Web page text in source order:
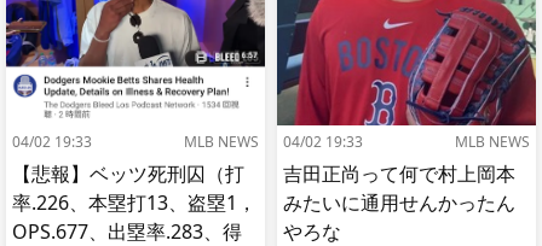
04/02 19:33 MLB NEWS
【悲報】ベッツ死刑囚（打
率.226、本塁打13、盗塁1，
OPS.677、出塁率.283、得
04/02 19:33 MLB NEWS
吉田正尚って何で村上岡本
みたいに通用せんかったん
やろな